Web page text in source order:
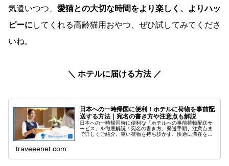
気遣いつつ、 愛猫との大切な時間をより楽しく、よりハッ
ピーに してくれる高齢猫用おやつ、ぜひ試してみてくださ
いね。
＼ ホテルに届ける方法 ／
日本への一時帰国に便利！ホテルに荷物を事前配
送する方法｜宛名の書き方や注意点も解説
日本への一時帰国時に便利な「ホテルへの事前荷物配送サ
ービス」を徹底解説！宛名の書き方、発送手順、注意点ま
で詳しくご紹介。重い荷物を持ち歩かず、快適に滞在を始
traveeenet.com